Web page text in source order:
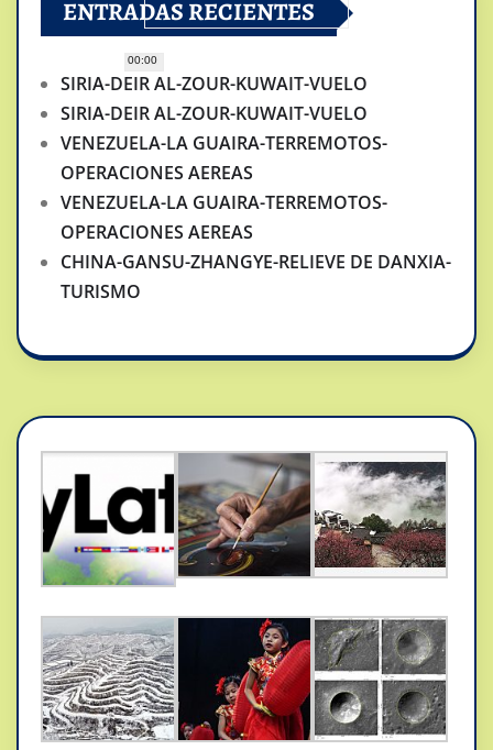
00:00
ENTRADAS RECIENTES
SIRIA-DEIR AL-ZOUR-KUWAIT-VUELO
SIRIA-DEIR AL-ZOUR-KUWAIT-VUELO
VENEZUELA-LA GUAIRA-TERREMOTOS-
OPERACIONES AEREAS
VENEZUELA-LA GUAIRA-TERREMOTOS-
OPERACIONES AEREAS
CHINA-GANSU-ZHANGYE-RELIEVE DE DANXIA-
TURISMO